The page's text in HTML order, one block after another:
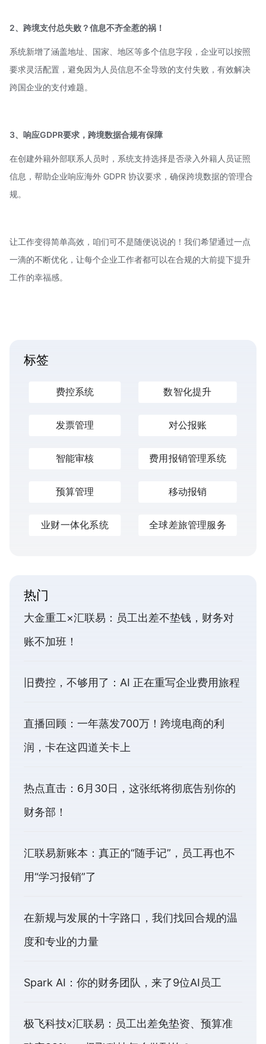
2、跨境支付总失败？信息不齐全惹的祸！
系统新增了涵盖地址、国家、地区等多个信息字段，企业可以按照
要求灵活配置，避免因为人员信息不全导致的支付失败，有效解决
跨国企业的支付难题。
3、响应GDPR要求，跨境数据合规有保障
在创建外籍外部联系人员时，系统支持选择是否录入外籍人员证照
信息，帮助企业响应海外 GDPR 协议要求，确保跨境数据的管理合
规。
让工作变得简单高效，咱们可不是随便说说的！我们希望通过一点
一滴的不断优化，让每个企业工作者都可以在合规的大前提下提升
工作的幸福感。
标签
费控系统 数智化提升
发票管理 对公报账
智能审核 费用报销管理系统
预算管理 移动报销
业财一体化系统 全球差旅管理服务
热门
大金重工×汇联易：员工出差不垫钱，财务对
账不加班！
旧费控，不够用了：AI 正在重写企业费用旅程
直播回顾：一年蒸发700万！跨境电商的利
润，卡在这四道关卡上
热点直击：6月30日，这张纸将彻底告别你的
财务部！
汇联易新账本：真正的“随手记”，员工再也不
用“学习报销”了
在新规与发展的十字路口，我们找回合规的温
度和专业的力量
Spark AI：你的财务团队，来了9位AI员工
极飞科技x汇联易：员工出差免垫资、预算准